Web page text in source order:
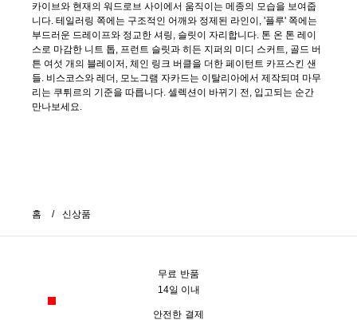
카이브와 현재의 워드로브 사이에서 움직이는 메종의 모습을 보여줍
니다. 테일러링 쪽에는 구조적인 어깨와 정제된 라인이, '플루' 쪽에는
부드러운 드레이프와 정교한 셔링, 슬릿이 자리합니다. 톤 온 톤 레이
스로 마감한 니트 톱, 프런트 슬릿과 히든 지퍼의 미디 스커트, 골드 버
튼 여섯 개의 블레이저, 체인 링크 버클을 더한 페이턴트 카프스킨 샌
들. 비스코스와 레더, 모노그램 자카드는 이탈리아에서 제작되며 마무
리는 쿠튀르의 기준을 따릅니다. 셀렉션이 바뀌기 전, 입고되는 순간
만나보세요.
홈 신상품
무료 반품
14일 이내
안전한 결제